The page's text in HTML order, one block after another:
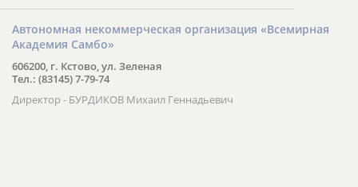
Автономная некоммерческая организация «Всемирная
Академия Самбо»
606200, г. Кстово, ул. Зеленая
Тел.: (83145) 7-79-74
Директор - БУРДИКОВ Михаил Геннадьевич